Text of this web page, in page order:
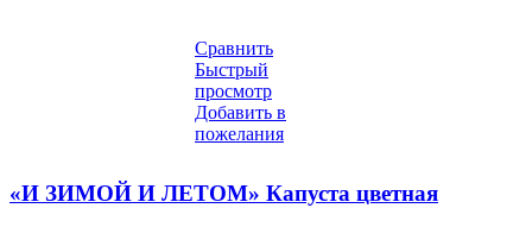
Сравнить
Быстрый
просмотр
Добавить в
пожелания
«И ЗИМОЙ И ЛЕТОМ» Капуста цветная